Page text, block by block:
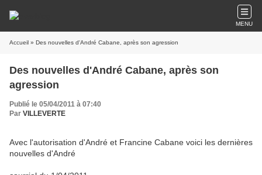
MENU
Accueil » Des nouvelles d'André Cabane, après son agression
Des nouvelles d'André Cabane, après son
agression
Publié le 05/04/2011 à 07:40
Par VILLEVERTE
Avec l'autorisation d'André et Francine Cabane voici les dernières
nouvelles d'André